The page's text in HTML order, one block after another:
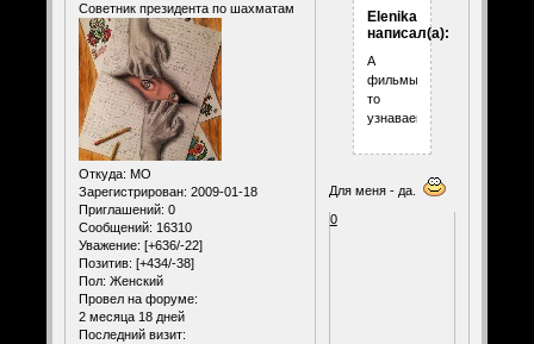
Советник президента по шахматам
Откуда: МО
Зарегистрирован: 2009-01-18
Приглашений: 0
Сообщений: 16310
Уважение: [+636/-22]
Позитив: [+434/-38]
Пол: Женский
Провел на форуме:
2 месяца 18 дней
Последний визит:
Elenika
написал(а):
А
фильмы
то
узнаваемы?
Для меня - да.
0